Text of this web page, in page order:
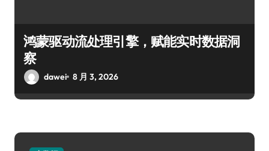
鸿蒙驱动流处理引擎，赋能实时数据洞
察
dawei 8 月 3, 2026